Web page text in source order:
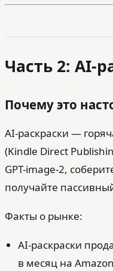
Часть 2: AI-
Почему это
AI-раскраски —
(Kindle Direct
GPT-image-2,
получайте
Факты о рынке:
AI-раскраски
в месяц на Amazon